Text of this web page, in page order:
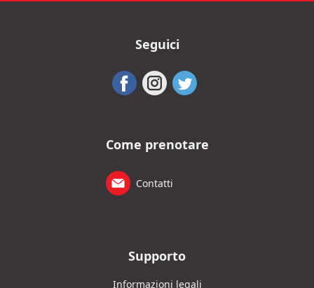
Seguici
Come prenotare
Contatti
Supporto
Informazioni legali